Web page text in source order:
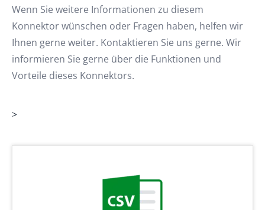
Wenn Sie weitere Informationen zu diesem
Konnektor wünschen oder Fragen haben, helfen wir
Ihnen gerne weiter. Kontaktieren Sie uns gerne. Wir
informieren Sie gerne über die Funktionen und
Vorteile dieses Konnektors.
>